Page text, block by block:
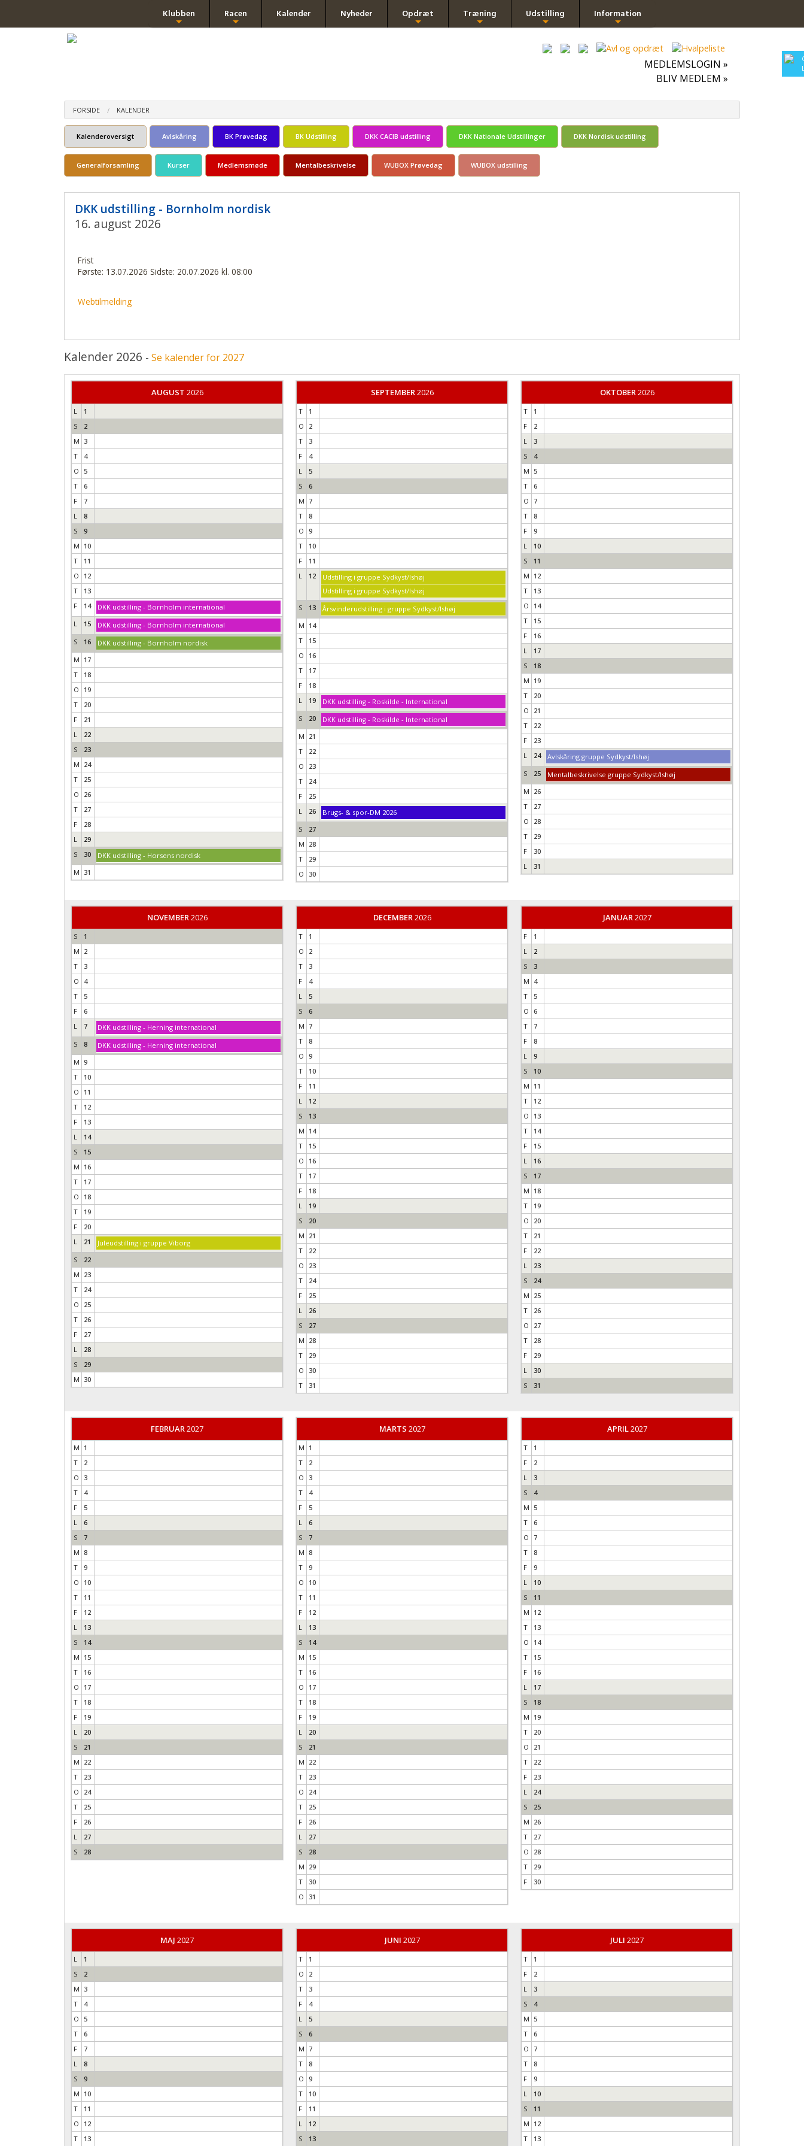
Klubben Racen Kalender Nyheder Opdræt Træning Udstilling Information
MEDLEMSLOGIN »
BLIV MEDLEM »
FORSIDE KALENDER
Kalenderoversigt Avlskåring BK Prøvedag BK Udstilling DKK CACIB udstilling DKK Nationale Udstillinger DKK Nordisk udstilling
Generalforsamling Kurser Medlemsmøde Mentalbeskrivelse WUBOX Prøvedag WUBOX udstilling
DKK udstilling - Bornholm nordisk
16. august 2026
Frist
Første: 13.07.2026 Sidste: 20.07.2026 kl. 08:00
Webtilmelding
Kalender 2026 - Se kalender for 2027
AUGUST 2026
L
1
S
2
M 3
T
4
O 5
T
6
F
7
L
8
S
9
M 10
T
11
O
12
T
13
F
14
DKK udstilling - Bornholm international
L
15
DKK udstilling - Bornholm international
S
16
DKK udstilling - Bornholm nordisk
M 17
T
18
O
19
T
20
F
21
L
22
S
23
M 24
T
25
O
26
T
27
F
28
L
29
S
30
DKK udstilling - Horsens nordisk
M 31
SEPTEMBER2026
T
1
O
2
T
3
F
4
L
5
S
6
M 7
T
8
O 9
T
10
F
11
L
12
Udstilling i gruppe Sydkyst/Ishøj
Udstilling i gruppe Sydkyst/Ishøj
S
13
Årsvinderudstilling i gruppe Sydkyst/Ishøj
M 14
T
15
O
16
T
17
F
18
L
19
DKK udstilling - Roskilde - International
S
20
DKK udstilling - Roskilde - International
M 21
T
22
O
23
T
24
F
25
L
26
Brugs- & spor-DM 2026
S
27
M 28
T
29
O 30
OKTOBER2026
T
1
F
2
L
3
S
4
M 5
T
6
O
7
T
8
F
9
L
10
S
11
M 12
T
13
O
14
T
15
F
16
L
17
S
18
M 19
T
20
O
21
T
22
F
23
L
24
Avlskåring gruppe Sydkyst/Ishøj
S
25
Mentalbeskrivelse gruppe Sydkyst/Ishøj
M 26
T
27
O
28
T
29
F
30
L
31
NOVEMBER2026
S
1
M 2
T
3
O
4
T
5
F
6
L
7
DKK udstilling - Herning international
S
8
DKK udstilling - Herning international
M 9
T
10
O
11
T
12
F
13
L
14
S
15
M 16
T
17
O
18
T
19
F
20
L
21
Juleudstilling i gruppe Viborg
S
22
M 23
T
24
O
25
T
26
F
27
L
28
S
29
M 30
DECEMBER2026
T
1
O
2
T
3
F
4
L
5
S
6
M 7
T
8
O 9
T
10
F
11
L
12
S
13
M 14
T
15
O
16
T
17
F
18
L
19
S
20
M 21
T
22
O
23
T
24
F
25
L
26
S
27
M 28
T
29
O 30
T
31
JANUAR2027
F
1
L
2
S
3
M 4
T
5
O 6
T
7
F
8
L
9
S
10
M 11
T
12
O
13
T
14
F
15
L
16
S
17
M 18
T
19
O
20
T
21
F
22
L
23
S
24
M 25
T
26
O
27
T
28
F
29
L
30
S
31
FEBRUAR2027
M 1
T
2
O 3
T
4
F
5
L
6
S
7
M 8
T
9
O
10
T
11
F
12
L
13
S
14
M 15
T
16
O
17
T
18
F
19
L
20
S
21
M 22
T
23
O
24
T
25
F
26
L
27
S
28
MARTS 2027
M 1
T
2
O 3
T
4
F
5
L
6
S
7
M 8
T
9
O
10
T
11
F
12
L
13
S
14
M 15
T
16
O
17
T
18
F
19
L
20
S
21
M 22
T
23
O
24
T
25
F
26
L
27
S
28
M 29
T
30
O 31
APRIL2027
T
1
F
2
L
3
S
4
M 5
T
6
O
7
T
8
F
9
L
10
S
11
M 12
T
13
O
14
T
15
F
16
L
17
S
18
M 19
T
20
O
21
T
22
F
23
L
24
S
25
M 26
T
27
O
28
T
29
F
30
MAJ 2027
L
1
S
2
M 3
T
4
O 5
T
6
F
7
L
8
S
9
M 10
T
11
O
12
T
13
JUNI 2027
T
1
O
2
T
3
F
4
L
5
S
6
M 7
T
8
O 9
T
10
F
11
L
12
S
13
JULI 2027
T
1
F
2
L
3
S
4
M 5
T
6
O
7
T
8
F
9
L
10
S
11
M 12
T
13